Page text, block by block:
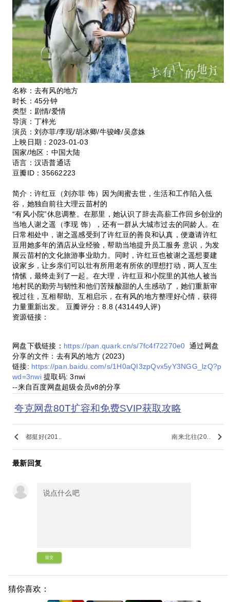
名称：去有风的地方
时长：45分钟
类型：剧情/爱情
导演：丁梓光
演员：刘亦菲/李现/胡冰卿/牛骏峰/吴彦姝
上映日期：2023-01-03
国家/地区：中国大陆
语言：汉语普通话
豆瓣ID：35662223
简介：许红豆（刘亦菲 饰）因为闺蜜去世，生活和工作陷入低
谷，她独自前往大理云苗村的
“有风小院”休息调整。在那里，她认识了辞去高薪工作回乡创业的
当地人谢之遥（李现 饰），还有一群从大城市过去的同龄人。在
日常相处中，谢之遥感受到了许红豆的善良和认真，便邀请许红
豆用她多年的酒店从业经验，帮助当地提升员工服务 意识，为发
展云苗村的文化旅游事业助力。同时，许红豆也被谢之遥想要建
设家乡，让乡亲们可以壮有所用老有所依的理想打动，两人互生
情愫，最终走到了一起。在大理，许红豆和小院里的其他人被当
地村民的勤劳与韧性和他们苦辣酸甜的人生感动了，她们重新审
视过往，互相帮助、互相启示，在有风的地方整理好心情，获得
力量重新出发。 豆瓣评分：8.8 (431449人评)
资源链接：
网盘下载链接： https://pan.quark.cn/s/7fc4f72270e0 通过网盘
分享的文件：去有风的地方 (2023)
链接: https://pan.baidu.com/s/1H0aQI3zpQvx5yY3NGG_lzQ?p
wd=3nwi提取码: 3nwi
--来自百度网盘超级会员v8的分享
夸克网盘80T扩容和免费SVIP获取攻略
keyboard_arrow_left 都挺好(201.. 南来北往(20.. keyboard_arrow_right
最新回复
提交
猜你喜欢：